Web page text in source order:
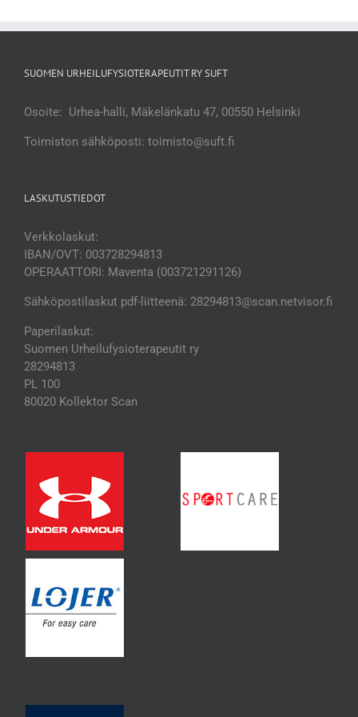
SUOMEN URHEILUFYSIOTERAPEUTIT RY SUFT
Osoite: Urhea-halli, Mäkelänkatu 47, 00550 Helsinki
Toimiston sähköposti: toimisto@suft.fi
LASKUTUSTIEDOT
Verkkolaskut:
IBAN/OVT: 003728294813
OPERAATTORI: Maventa (003721291126)
Sähköpostilaskut pdf-liitteenä: 28294813@scan.netvisor.fi
Paperilaskut:
Suomen Urheilufysioterapeutit ry
28294813
PL 100
80020 Kollektor Scan